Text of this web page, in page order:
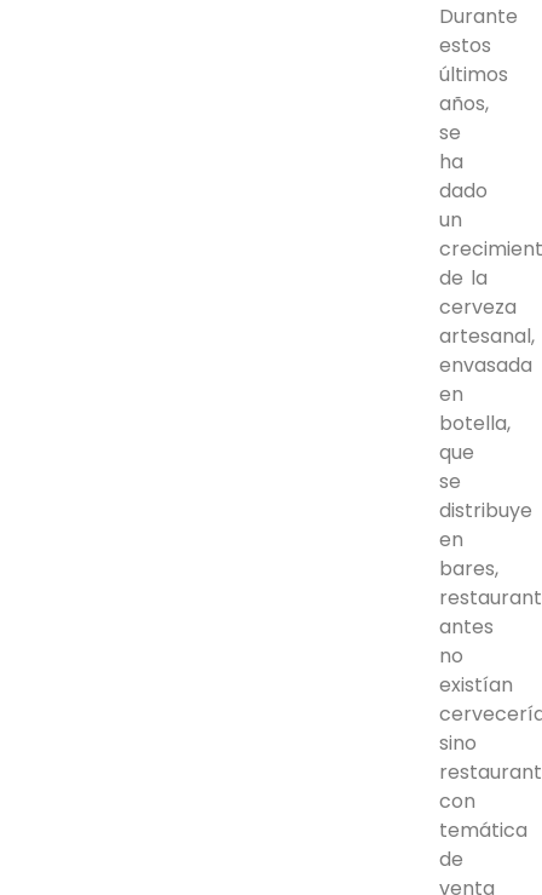
Durante
estos
últimos
años,
se
ha
dado
un
de la
cerveza
artesanal,
envasada
en
botella,
que
se
distribuye
en
bares,
antes
no
existían
sino
con
temática
de
venta